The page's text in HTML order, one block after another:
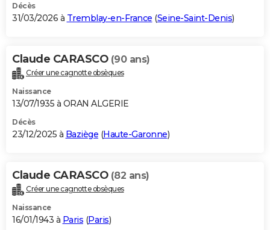
S'inscrire
Se connecter
Lycées
Collèges
Primaires
Universités
Entreprises
Service militaire
Avis de recherche
AVIS DE DÉCÈS
Bricolage
Lifestyle
Culture
Sport
Auto
Television
Voyage
Cinema
Décès
31/03/2026 à Tremblay-en-France (Seine-Saint-Denis)
Claude CARASCO (90 ans)
Créer une cagnotte obsèques
Naissance
13/07/1935 à ORAN ALGERIE
Décès
23/12/2025 à Baziège (Haute-Garonne)
Claude CARASCO (82 ans)
Créer une cagnotte obsèques
Naissance
16/01/1943 à Paris (Paris)